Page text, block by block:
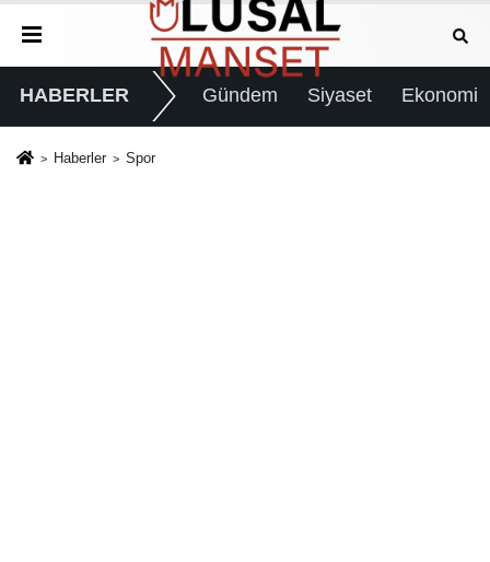
HABERLER Gündem Siyaset Ekonomi
Haberler Spor